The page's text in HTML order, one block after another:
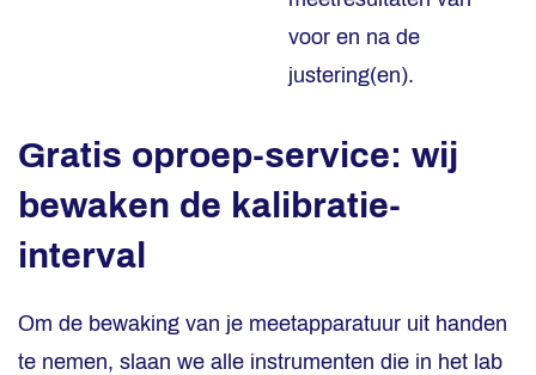
voor en na de
justering(en).
Gratis oproep-service: wij
bewaken de kalibratie-
interval
Om de bewaking van je meetapparatuur uit handen
te nemen, slaan we alle instrumenten die in het lab